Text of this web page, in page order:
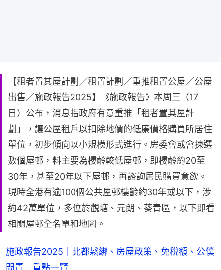
【租者置其屋計劃／租置計劃／重推租置公屋／公屋
出售／施政報告2025】《施政報告》本周三（17
日）公布，消息指政府有意重推「租者置其屋計
劃」，讓公屋租戶以扣除地價的低廉價格購買所居住
單位，初步傾向以小規模形式進行。房委會或會揀選
數個屋邨，料主要為樓齡較低屋邨，即樓齡約20至
30年，甚至20年以下屋邨，再諮詢居民購買意欲。
現時全港有逾100個公共屋邨樓齡約30年或以下，涉
約42萬單位，多位於觀塘、元朗、葵青區，以下即看
相關屋邨全名單和地圖。
施政報告2025｜北都鬆綁、房屋政策、免稅額、公僕
問責 重點一覽